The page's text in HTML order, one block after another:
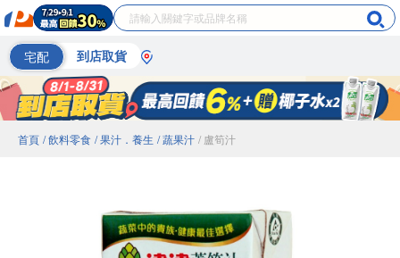
宅配 到店取貨
首頁 / 飲料零食 / 果汁．養生 / 蔬果汁 / 盧筍汁